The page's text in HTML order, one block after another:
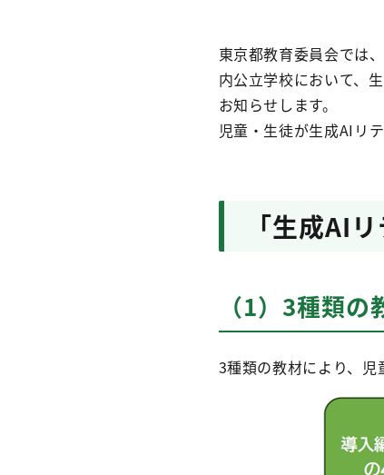
東京都教育委員会では
内公立学校において、
お知らせします。
児童・生徒が生成AIリ
「生成AI
（1）3種類
3種類の教材により、